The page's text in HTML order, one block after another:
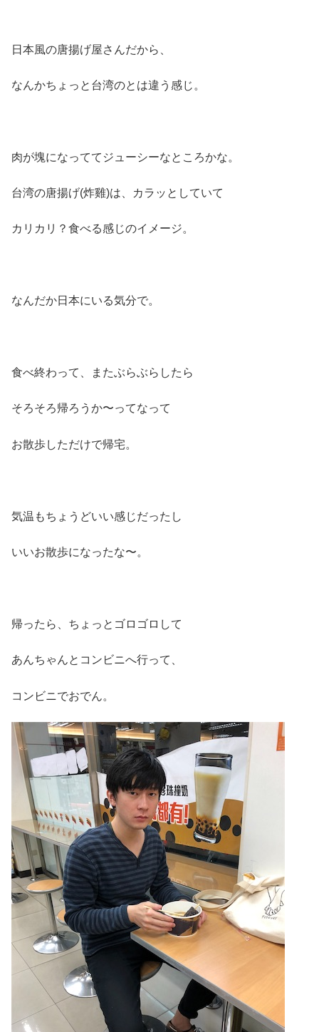
日本風の唐揚げ屋さんだから、
なんかちょっと台湾のとは違う感じ。
肉が塊になっててジューシーなところかな。
台湾の唐揚げ(炸雞)は、カラッとしていて
カリカリ？食べる感じのイメージ。
なんだか日本にいる気分で。
食べ終わって、またぶらぶらしたら
そろそろ帰ろうか〜ってなって
お散歩しただけで帰宅。
気温もちょうどいい感じだったし
いいお散歩になったな〜。
帰ったら、ちょっとゴロゴロして
あんちゃんとコンビニへ行って、
コンビニでおでん。